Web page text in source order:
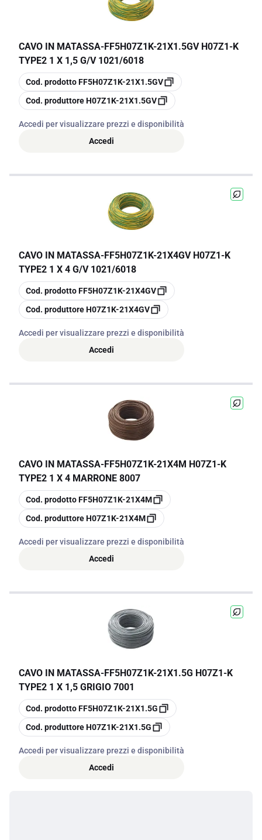
CAVO IN MATASSA-FF5H07Z1K-21X1.5GV H07Z1-K
TYPE2 1 X 1,5 G/V 1021/6018
copia
Cod. prodottoFF5H07Z1K-21X1.5GV
copia
Cod. produttoreH07Z1K-21X1.5GV
Accedi per visualizzare prezzi e disponibilità
Accedi
CAVO IN MATASSA-FF5H07Z1K-21X4GV H07Z1-K
TYPE2 1 X 4 G/V 1021/6018
copia
Cod. prodottoFF5H07Z1K-21X4GV
copia
Cod. produttoreH07Z1K-21X4GV
Accedi per visualizzare prezzi e disponibilità
Accedi
CAVO IN MATASSA-FF5H07Z1K-21X4M H07Z1-K
TYPE2 1 X 4 MARRONE 8007
copia
Cod. prodottoFF5H07Z1K-21X4M
copia
Cod. produttoreH07Z1K-21X4M
Accedi per visualizzare prezzi e disponibilità
Accedi
CAVO IN MATASSA-FF5H07Z1K-21X1.5G H07Z1-K
TYPE2 1 X 1,5 GRIGIO 7001
copia
Cod. prodottoFF5H07Z1K-21X1.5G
copia
Cod. produttoreH07Z1K-21X1.5G
Accedi per visualizzare prezzi e disponibilità
Accedi